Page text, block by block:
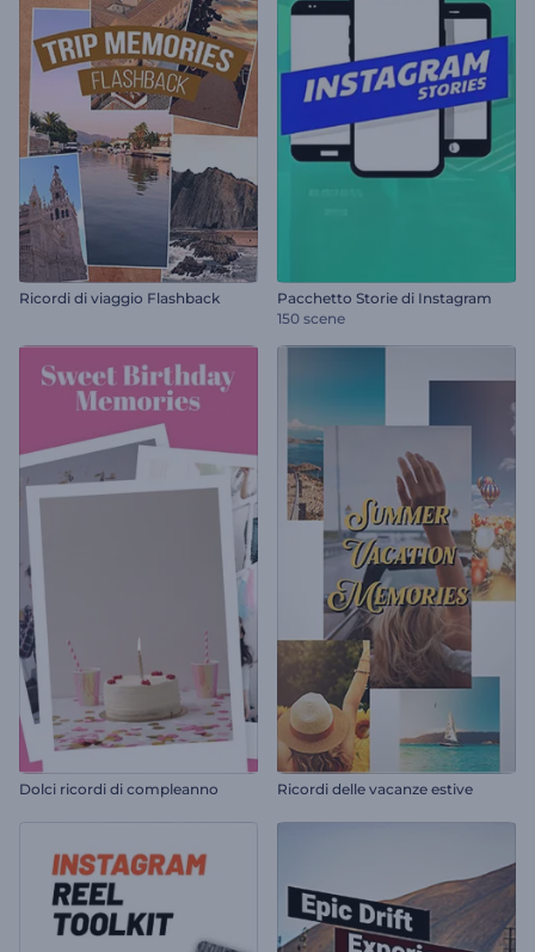
Ricordi di viaggio Flashback
Pacchetto Storie di Instagram
150 scene
Dolci ricordi di compleanno Ricordi delle vacanze estive